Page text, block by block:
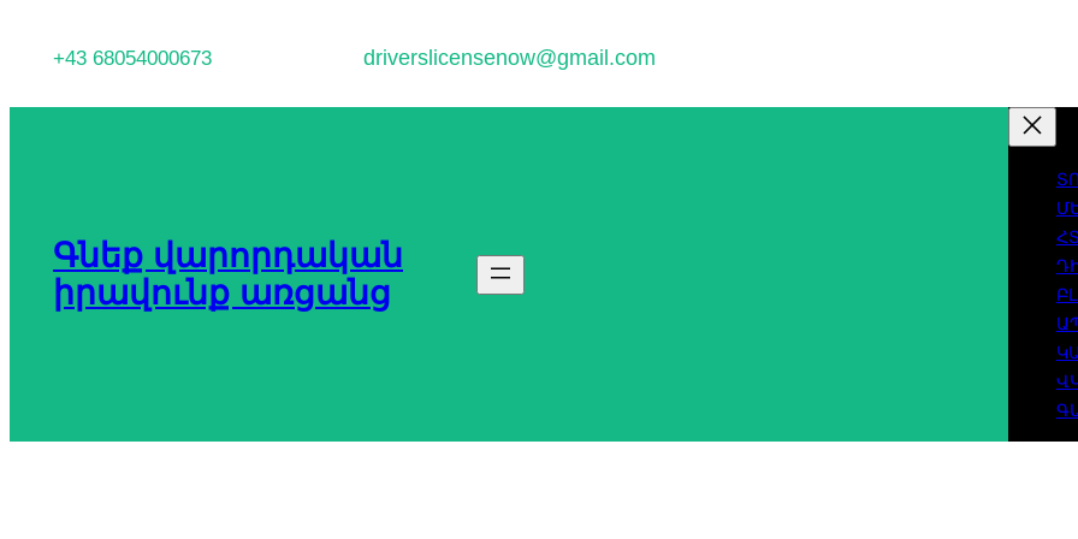
բովանդակությանը
+43 68054000673 driverslicensenow@gmail.com
Գնեք վարորդական
իրավունք առցանց